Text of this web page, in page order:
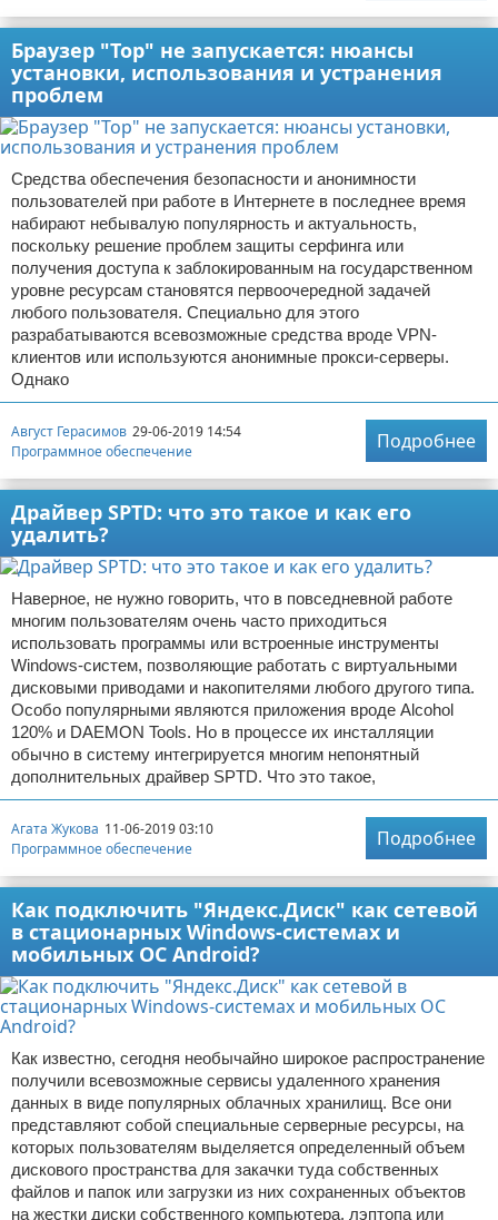
Браузер "Тор" не запускается: нюансы
установки, использования и устранения
проблем
Средства обеспечения безопасности и анонимности
пользователей при работе в Интернете в последнее время
набирают небывалую популярность и актуальность,
поскольку решение проблем защиты серфинга или
получения доступа к заблокированным на государственном
уровне ресурсам становятся первоочередной задачей
любого пользователя. Специально для этого
разрабатываются всевозможные средства вроде VPN-
клиентов или используются анонимные прокси-серверы.
Однако
Август Герасимов 29-06-2019 14:54
Программное обеспечение
Подробнее
Драйвер SPTD: что это такое и как его
удалить?
Наверное, не нужно говорить, что в повседневной работе
многим пользователям очень часто приходиться
использовать программы или встроенные инструменты
Windows-систем, позволяющие работать с виртуальными
дисковыми приводами и накопителями любого другого типа.
Особо популярными являются приложения вроде Alcohol
120% и DAEMON Tools. Но в процессе их инсталляции
обычно в систему интегрируется многим непонятный
дополнительных драйвер SPTD. Что это такое,
Агата Жукова 11-06-2019 03:10
Программное обеспечение
Подробнее
Как подключить "Яндекс.Диск" как сетевой
в стационарных Windows-системах и
мобильных ОС Android?
Как известно, сегодня необычайно широкое распространение
получили всевозможные сервисы удаленного хранения
данных в виде популярных облачных хранилищ. Все они
представляют собой специальные серверные ресурсы, на
которых пользователям выделяется определенный объем
дискового пространства для закачки туда собственных
файлов и папок или загрузки из них сохраненных объектов
на жестки диски собственного компьютера, лэптопа или